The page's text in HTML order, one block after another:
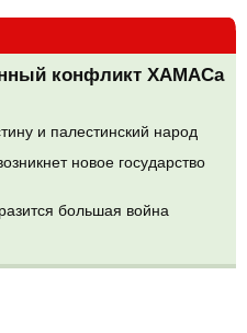
конфликт ХАМАСа
и палестинский народ
новое государство
большая война